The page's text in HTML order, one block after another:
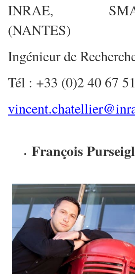
INRAE,
(NANTES)
Ingénieur de
Tél : +33 (0)2 40 67
François